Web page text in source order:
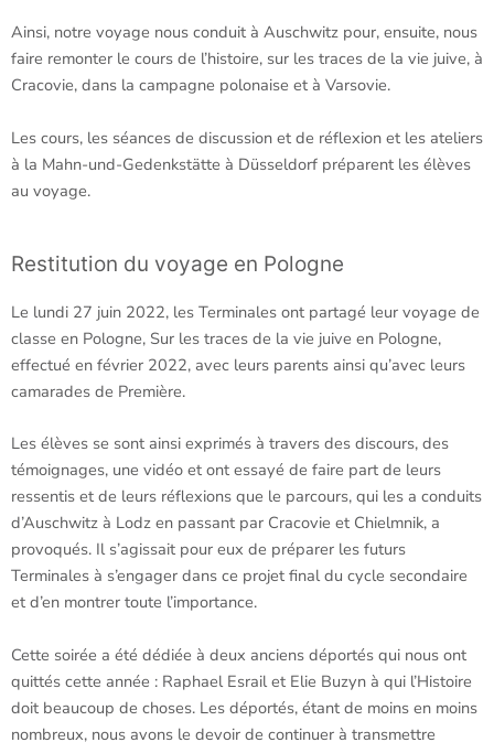
Ainsi, notre voyage nous conduit à Auschwitz pour, ensuite, nous
faire remonter le cours de l’histoire, sur les traces de la vie juive, à
Cracovie, dans la campagne polonaise et à Varsovie.
Les cours, les séances de discussion et de réflexion et les ateliers
à la Mahn-und-Gedenkstätte à Düsseldorf préparent les élèves
au voyage.
Restitution du voyage en Pologne
Le lundi 27 juin 2022, les Terminales ont partagé leur voyage de
classe en Pologne, Sur les traces de la vie juive en Pologne,
effectué en février 2022, avec leurs parents ainsi qu’avec leurs
camarades de Première.
Les élèves se sont ainsi exprimés à travers des discours, des
témoignages, une vidéo et ont essayé de faire part de leurs
ressentis et de leurs réflexions que le parcours, qui les a conduits
d’Auschwitz à Lodz en passant par Cracovie et Chielmnik, a
provoqués. Il s’agissait pour eux de préparer les futurs
Terminales à s’engager dans ce projet final du cycle secondaire
et d’en montrer toute l’importance.
Cette soirée a été dédiée à deux anciens déportés qui nous ont
quittés cette année : Raphael Esrail et Elie Buzyn à qui l’Histoire
doit beaucoup de choses. Les déportés, étant de moins en moins
nombreux, nous avons le devoir de continuer à transmettre